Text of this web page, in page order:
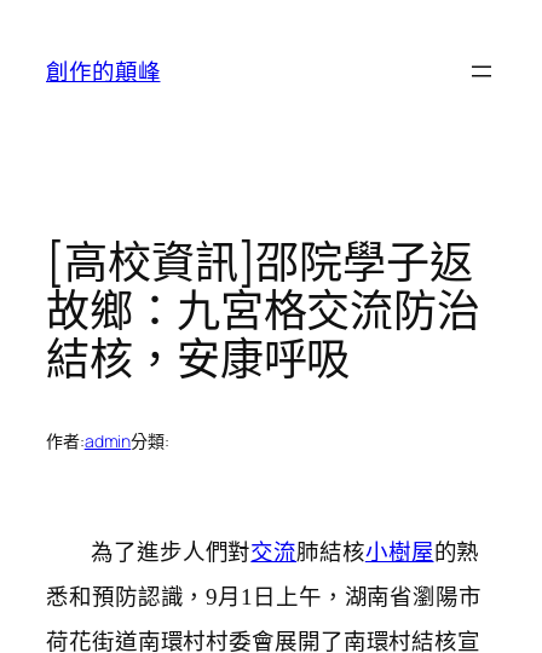
創作的顛峰
[高校資訊]邵院學子返
故鄉：九宮格交流防治
結核，安康呼吸
作者:admin分類:
為了進步人們對交流肺結核小樹屋的熟
悉和預防認識，9月1日上午，湖南省瀏陽市
荷花街道南環村村委會展開了南環村結核宣